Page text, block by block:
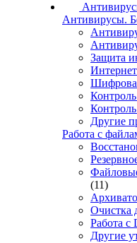
Антивирусы.
Защита
Другие
Работа с
(11)
Очистка
Работа с
Другие